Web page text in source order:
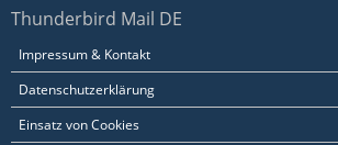
Thunderbird Mail DE
Impressum & Kontakt
Datenschutzerklärung
Einsatz von Cookies